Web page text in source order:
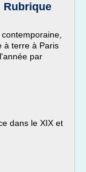
Rubrique
à terre à Paris
par
dans le XIX et